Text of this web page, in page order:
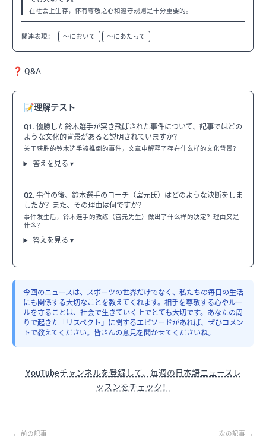
在社会上生存，怀有尊敬之心和遵守规则是十分重要的。
関連表現： 〜において 〜にあたって
❓ Q&A
📝理解テスト
Q1. 優勝した鈴木選手が突き飛ばされた事件について、記事ではどの
ような文化的背景があると説明されていますか？
关于获胜的铃木选手被推倒的事件，文章中解释了存在什么样的文化背景？
答えを見る ▾
Q2. 事件の後、鈴木選手のコーチ（宮元氏）はどのような決断をしま
したか？また、その理由は何ですか？
事件发生后，铃木选手的教练（宫元先生）做出了什么样的决定？理由又是
什么？
答えを見る ▾
今回のニュースは、スポーツの世界だけでなく、私たちの毎日の生活
にも関係する大切なことを教えてくれます。相手を尊敬する心やルー
ルを守ることは、社会で生きていく上でとても大切です。あなたの周
りで起きた「リスペクト」に関するエピソードがあれば、ぜひコメン
トで教えてください。皆さんの意見を聞かせてくださいね。
YouTubeチャンネルを登録して、毎週の日本語ニュースレ
ッスンをチェック！
← 前の記事 次の記事 →